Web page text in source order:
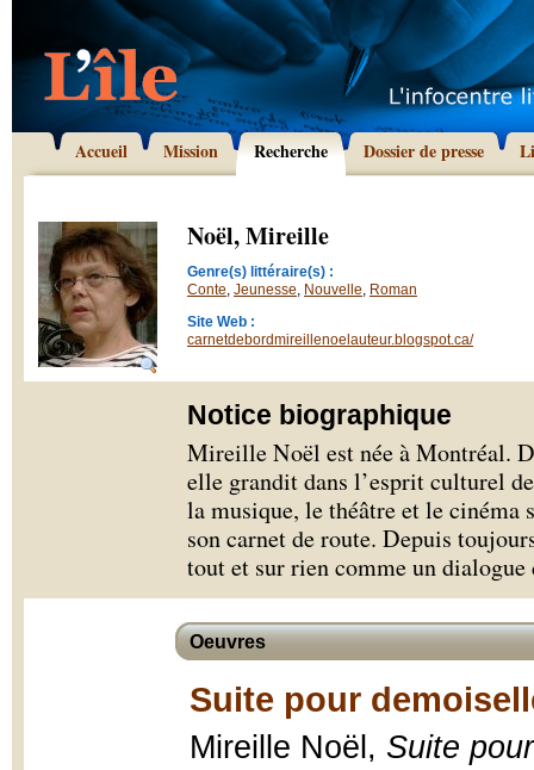
Accueil Mission Recherche Dossier de presse
Noël, Mireille
Genre(s) littéraire(s) :
Conte, Jeunesse, Nouvelle, Roman
Site Web :
carnetdebordmireillenoelauteur.blogspot.ca/
Notice biographique
Mireille Noël est née à Montréal.
elle grandit dans l’esprit culturel
la musique, le théâtre et le cinéma
son carnet de route. Depuis
tout et sur rien comme un dialogue
Oeuvres
Suite pour
Mireille Noël, Suite